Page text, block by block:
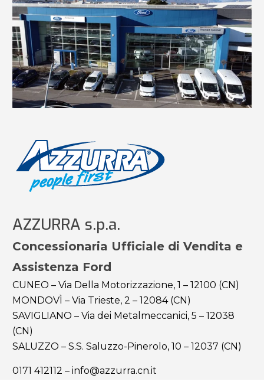
AZZURRA s.p.a.
Concessionaria Ufficiale di Vendita e
Assistenza Ford
CUNEO – Via Della Motorizzazione, 1 – 12100 (CN)
MONDOVÌ – Via Trieste, 2 – 12084 (CN)
SAVIGLIANO – Via dei Metalmeccanici, 5 – 12038
(CN)
SALUZZO – S.S. Saluzzo-Pinerolo, 10 – 12037 (CN)
0171 412112 – info@azzurra.cn.it